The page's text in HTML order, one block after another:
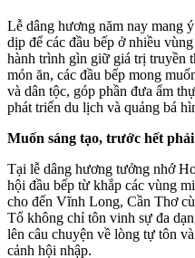
Lễ dâng hương năm nay mang
dịp để các đầu bếp ở nhiều
hành trình gìn giữ giá trị truyền
món ăn, các đầu bếp mong
và dân tộc, góp phần đưa ẩm
phát triển du lịch và quảng bá
Muốn sáng tạo, trước hết
Tại lễ dâng hương tưởng nhớ
hội đầu bếp từ khắp các vùng
cho đến Vĩnh Long, Cần Thơ
Tổ không chỉ tôn vinh sự đa
lên câu chuyện về lòng tự tôn
cảnh hội nhập.